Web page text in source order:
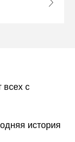
Next
всех с
история